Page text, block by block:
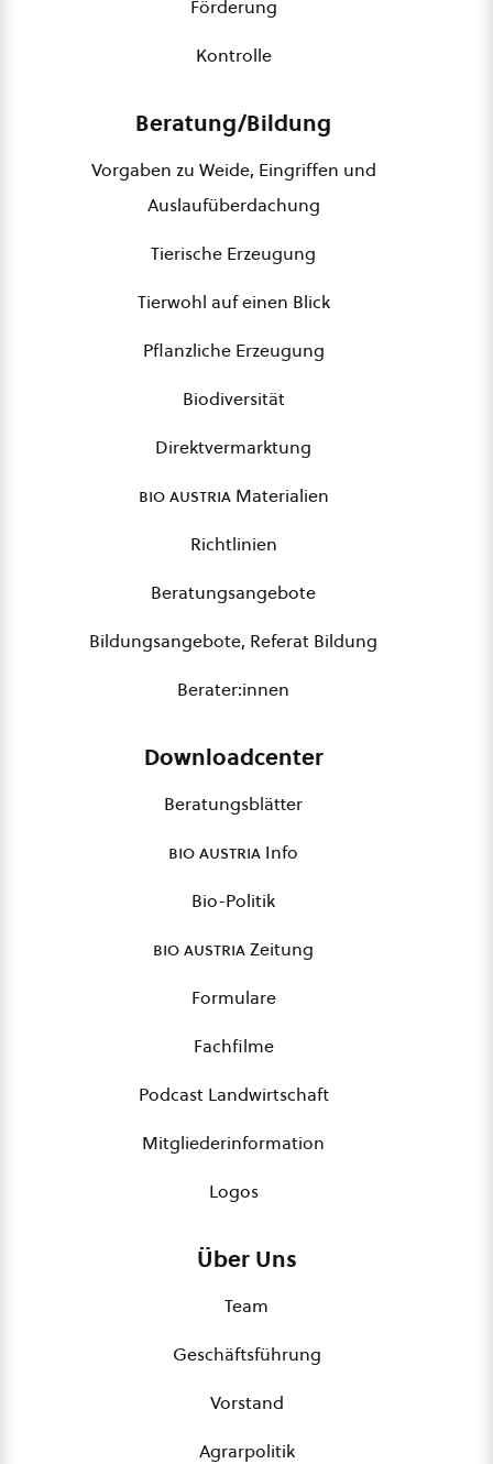
Förderung
Kontrolle
Beratung/Bildung
Vorgaben zu Weide, Eingriffen und
Auslaufüberdachung
Tierische Erzeugung
Tierwohl auf einen Blick
Pflanzliche Erzeugung
Biodiversität
Direktvermarktung
bio austriaMaterialien
Richtlinien
Beratungsangebote
Bildungsangebote, Referat Bildung
Berater:innen
Downloadcenter
Beratungsblätter
bio austria Info
Bio-Politik
bio austriaZeitung
Formulare
Fachfilme
Podcast Landwirtschaft
Mitgliederinformation
Logos
Über Uns
Team
Geschäftsführung
Vorstand
Agrarpolitik